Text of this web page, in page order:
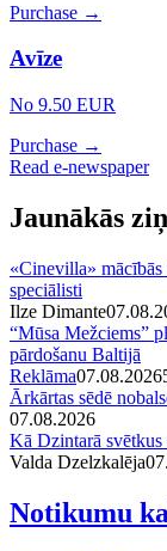
Purchase →
Avīze
No 9.50 EUR
Purchase →
Read e-newspaper
Jaunākās
«Cinevilla»
speciālisti
Ilze Dimante
“Mūsa Mežciems”
pārdošanu Baltijā
Reklāma07.08.2026
Ārkārtas sēdē
07.08.2026
Kā Dzintarā svētkus
Valda Dzelzkalēja
Notikumu